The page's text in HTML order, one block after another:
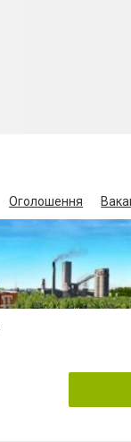
Оголошення